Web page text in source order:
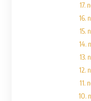
17.
16.
15.
14.
13.
12.
11.
10.